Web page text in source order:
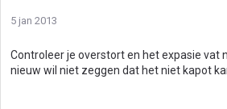
5 jan 2013
Controleer je overstort en het expasie vat
nieuw wil niet zeggen dat het niet kapot